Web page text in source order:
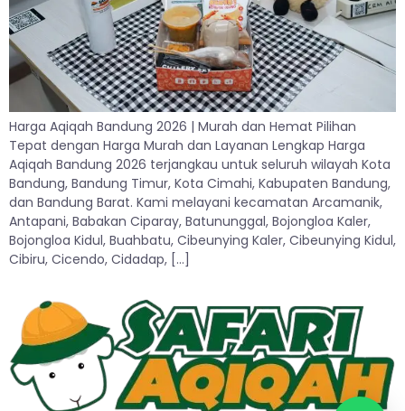
Harga Aqiqah Bandung 2026 | Murah dan Hemat Pilihan
Tepat dengan Harga Murah dan Layanan Lengkap Harga
Aqiqah Bandung 2026 terjangkau untuk seluruh wilayah Kota
Bandung, Bandung Timur, Kota Cimahi, Kabupaten Bandung,
dan Bandung Barat. Kami melayani kecamatan Arcamanik,
Antapani, Babakan Ciparay, Batununggal, Bojongloa Kaler,
Bojongloa Kidul, Buahbatu, Cibeunying Kaler, Cibeunying Kidul,
Cibiru, Cicendo, Cidadap, […]